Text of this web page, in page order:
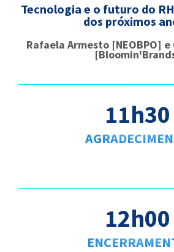
Tecnologia e o futuro do
dos próximos
Rafaela Armesto [NEOBPO]
11h30
12h00